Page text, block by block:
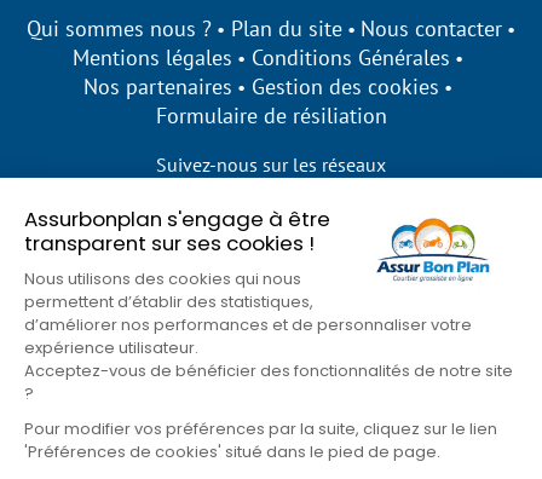
Assurbonplan s'engage à être
transparent sur ses cookies !
Nous utilisons des cookies qui nous
permettent d’établir des statistiques,
d’améliorer nos performances et de personnaliser votre
expérience utilisateur.
Acceptez-vous de bénéficier des fonctionnalités de notre site
?
Pour modifier vos préférences par la suite, cliquez sur le lien
'Préférences de cookies' situé dans le pied de page.
Qui sommes nous ? Plan du site
Nous contacter
Mentions légales
Conditions Générales
Nos partenaires
Gestion des cookies
Formulaire de résiliation
Suivez-nous sur les réseaux